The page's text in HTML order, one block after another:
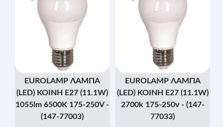
EUROLAMP ΛΑΜΠΑ
(LED) KOINH E27 (11.1W)
1055lm 6500K 175-250V -
(147-77003)
EUROLAMP ΛΑΜΠΑ
(LED) KOINH E27 (11.1W)
2700k 175-250v - (147-
77033)